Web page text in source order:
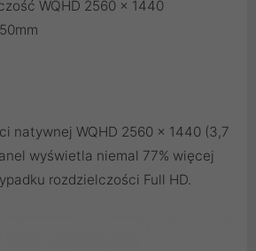
WQHD 2560 x 1440
natywnej WQHD 2560 x 1440 (3,7
wyświetla niemal 77% więcej
rozdzielczości Full HD.